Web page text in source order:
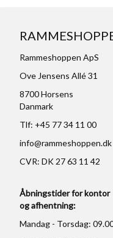
Rammeshoppen ApS
Ove Jensens Allé 31
8700 Horsens
Danmark
Tlf: +45 77 34 11 00
info@rammeshoppen.dk
CVR: DK 27 63 11 42
Åbningstider for kontor
og afhentning:
Mandag - Torsdag: